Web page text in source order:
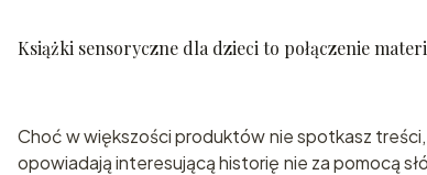
Książki sensoryczne dla dzieci to połączenie
Choć w większości produktów nie spotkasz
opowiadają interesującą historię nie za pomocą